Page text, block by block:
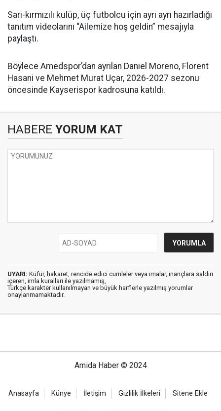
Sarı-kırmızılı kulüp, üç futbolcu için ayrı ayrı hazırladığı
tanıtım videolarını “Ailemize hoş geldin” mesajıyla
paylaştı.
Böylece Amedspor’dan ayrılan Daniel Moreno, Florent
Hasani ve Mehmet Murat Uçar, 2026-2027 sezonu
öncesinde Kayserispor kadrosuna katıldı.
HABERE YORUM KAT
UYARI: Küfür, hakaret, rencide edici cümleler veya imalar, inançlara saldırı
içeren, imla kuralları ile yazılmamış,
Türkçe karakter kullanılmayan ve büyük harflerle yazılmış yorumlar
onaylanmamaktadır.
Amida Haber © 2024
Anasayfa Künye İletişim Gizlilik İlkeleri Sitene Ekle